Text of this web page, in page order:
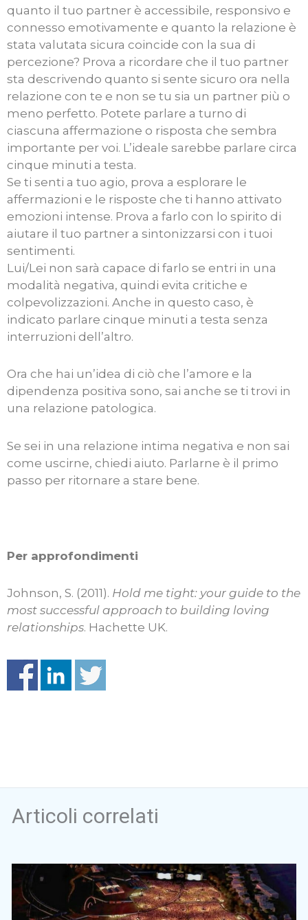
quanto il tuo partner è accessibile, responsivo e
connesso emotivamente e quanto la relazione è
stata valutata sicura coincide con la sua di
percezione? Prova a ricordare che il tuo partner
sta descrivendo quanto si sente sicuro ora nella
relazione con te e non se tu sia un partner più o
meno perfetto. Potete parlare a turno di
ciascuna affermazione o risposta che sembra
importante per voi. L’ideale sarebbe parlare circa
cinque minuti a testa.
Se ti senti a tuo agio, prova a esplorare le
affermazioni e le risposte che ti hanno attivato
emozioni intense. Prova a farlo con lo spirito di
aiutare il tuo partner a sintonizzarsi con i tuoi
sentimenti.
Lui/Lei non sarà capace di farlo se entri in una
modalità negativa, quindi evita critiche e
colpevolizzazioni. Anche in questo caso, è
indicato parlare cinque minuti a testa senza
interruzioni dell’altro.
Ora che hai un’idea di ciò che l’amore e la
dipendenza positiva sono, sai anche se ti trovi in
una relazione patologica.
Se sei in una relazione intima negativa e non sai
come uscirne, chiedi aiuto. Parlarne è il primo
passo per ritornare a stare bene.
Per approfondimenti
Johnson, S. (2011). Hold me tight: your guide to the
most successful approach to building loving
relationships. Hachette UK.
Articoli correlati